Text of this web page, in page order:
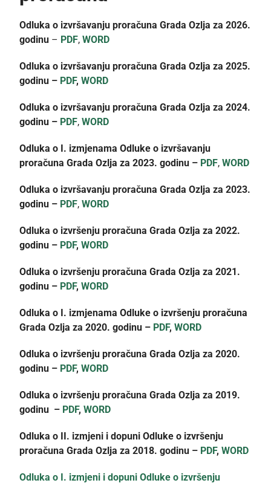
Odluka o izvršavanju proračuna Grada Ozlja za 2026.
godinu – PDF,WORD
Odluka o izvršavanju proračuna Grada Ozlja za 2025.
godinu – PDF,WORD
Odluka o izvršavanju proračuna Grada Ozlja za 2024.
godinu – PDF,WORD
Odluka o I. izmjenama Odluke o izvršavanju
proračuna Grada Ozlja za 2023. godinu – PDF,WORD
Odluka o izvršavanju proračuna Grada Ozlja za 2023.
godinu – PDF,WORD
Odluka o izvršenju proračuna Grada Ozlja za 2022.
godinu – PDF,WORD
Odluka o izvršenju proračuna Grada Ozlja za 2021.
godinu – PDF,WORD
Odluka o I. izmjenama Odluke o izvršenju proračuna
Grada Ozlja za 2020. godinu – PDF,WORD
Odluka o izvršenju proračuna Grada Ozlja za 2020.
godinu – PDF,WORD
Odluka o izvršenju proračuna Grada Ozlja za 2019.
godinu – PDF,WORD
Odluka o II. izmjeni i dopuni Odluke o izvršenju
proračuna Grada Ozlja za 2018. godinu – PDF,WORD
Odluka o I. izmjeni i dopuni Odluke o izvršenju